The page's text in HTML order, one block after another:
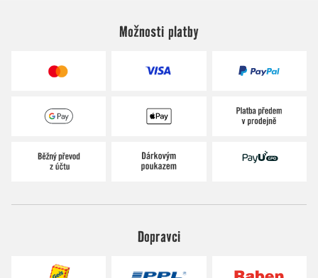
Možnosti platby
Dopravci